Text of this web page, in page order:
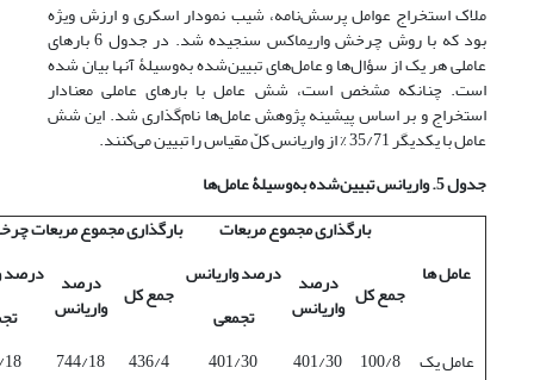
ملاک استخراج عوامل پرسش‌نامه، شیب نمودار اسکری و ارزش ویژه
بود که با روش چرخش واریماکس سنجیده شد. در جدول 6 بارهای
عاملی هر یک از سؤال‌ها و عامل‌های تبیین‌شده به‌وسیلۀ آنها بیان شده
است. چنانکه مشخص است، شش عامل با بارهای عاملی معنادار
استخراج و بر اساس پیشینه پژوهش عامل‌ها نام‌گذاری شد. این شش
عامل با یکدیگر 35/71 % از واریانس کلّ مقیاس را تبیین می‌کنند.
جدول 5. واریانس تبیین‌‌شده به‌وسیلۀ عامل
ها
عامل‌‌ ها
بارگذاری مجموع مربعات بارگذاری مجموع مربعات
جمع کل درصد
واریانس
درصد واریانس
تجمعی
جمع کل درصد
واریانس
درصد
عامل یک
100/8
401/30
401/30
436/4
744/18